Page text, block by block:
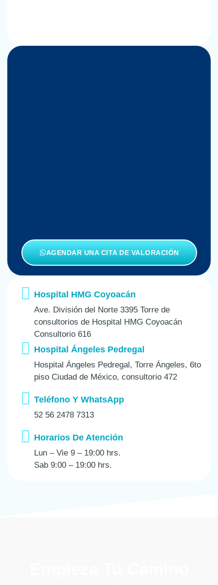
AGENDAR UNA CITA DE VALORACIÓN
Hospital HMG Coyoacán
Ave. División del Norte 3395 Torre de
consultorios de Hospital HMG Coyoacán
Consultorio 616
Hospital Ángeles Pedregal
Hospital Ángeles Pedregal, Torre Ángeles, 6to
piso Ciudad de México, consultorio 472
Teléfono Y WhatsApp
52 56 2478 7313
Horarios De Atención
Lun – Vie 9 – 19:00 hrs.
Sab 9:00 – 19:00 hrs.